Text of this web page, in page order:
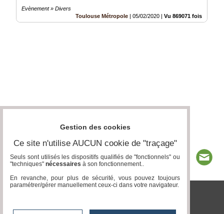
Evènement » Divers
Toulouse Métropole
05/02/2020 Vu 869071 fois
tvlocale.fr
Gestion des cookies
Ce site n'utilise AUCUN cookie de "traçage"
Seuls sont utilisés les dispositifs qualifiés de "fonctionnels" ou
"techniques" nécessaires à son fonctionnement..
En revanche, pour plus de sécurité, vous pouvez toujours
paramétrer/gérer manuellement ceux-ci dans votre navigateur.